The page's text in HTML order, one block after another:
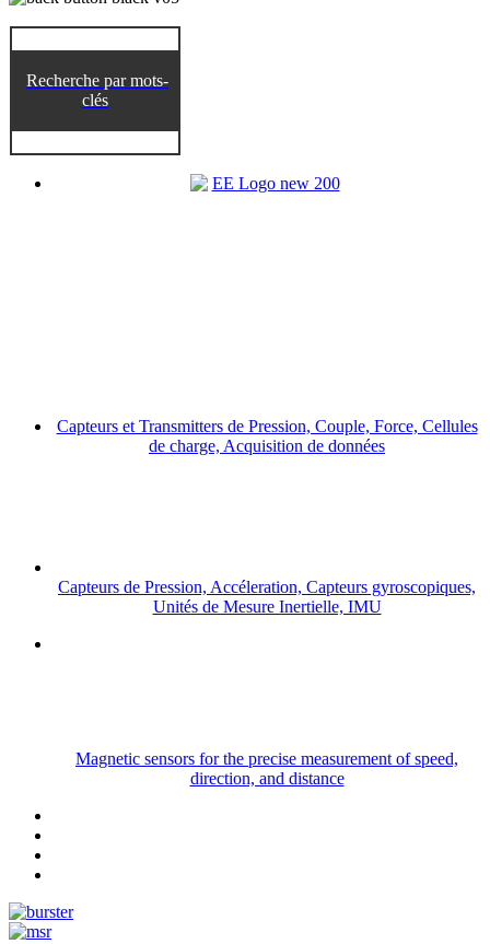
Recherche par mots-
clés
Capteurs et Transmitters de Pression, Couple, Force, Cellules
de charge, Acquisition de données
Capteurs de Pression, Accéleration, Capteurs gyroscopiques,
Unités de Mesure Inertielle, IMU
Magnetic sensors for the precise measurement of speed,
direction, and distance